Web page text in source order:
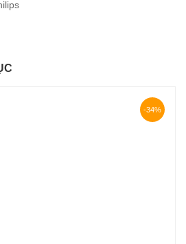
-34%